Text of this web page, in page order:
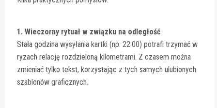
1. Wieczorny rytuał w związku na odległość
Stała godzina wysyłania kartki (np. 22:00) potrafi trzymać w
ryzach relację rozdzieloną kilometrami. Z czasem można
zmieniać tylko tekst, korzystając z tych samych ulubionych
szablonów graficznych.